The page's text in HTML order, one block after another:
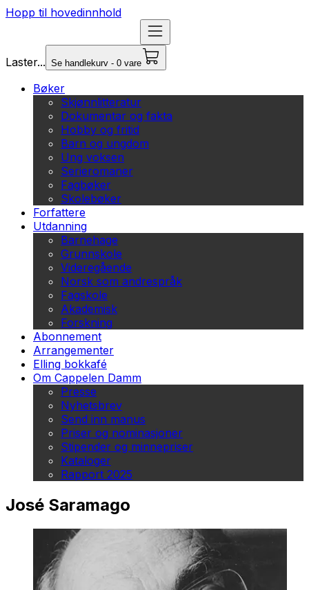
Hopp til hovedinnhold
Laster... Se handlekurv - 0 vare
Bøker
Skjønnlitteratur
Dokumentar og fakta
Hobby og fritid
Barn og ungdom
Ung voksen
Serieromaner
Fagbøker
Skolebøker
Forfattere
Utdanning
Barnehage
Grunnskole
Videregående
Norsk som andrespråk
Fagskole
Akademisk
Forskning
Abonnement
Arrangementer
Elling bokkafé
Om Cappelen Damm
Presse
Nyhetsbrev
Send inn manus
Priser og nominasjoner
Stipender og minnepriser
Kataloger
Rapport 2025
José Saramago